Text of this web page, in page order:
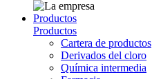
Productos
Productos
Cartera de productos
Derivados del cloro
Química intermedia